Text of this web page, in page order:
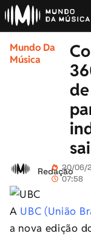
Mundo Da
Música
Redação20/06/
07:58
A UBC (União
a nova edição